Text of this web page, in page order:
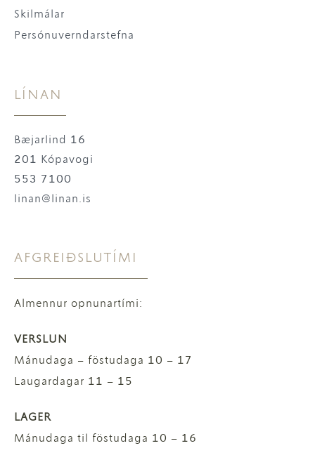
Skilmálar
Persónuverndarstefna
LÍNAN
Bæjarlind 16
201 Kópavogi
553 7100
linan@linan.is
AFGREIÐSLUTÍMI
Almennur opnunartími:
VERSLUN
Mánudaga – föstudaga 10 – 17
Laugardagar 11 – 15
LAGER
Mánudaga til föstudaga 10 – 16